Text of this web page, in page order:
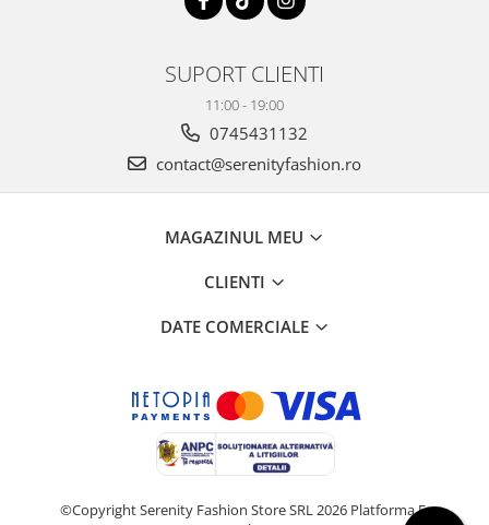
SUPORT CLIENTI
11:00 - 19:00
0745431132
contact@serenityfashion.ro
MAGAZINUL MEU
CLIENTI
DATE COMERCIALE
©Copyright Serenity Fashion Store SRL 2026 Platforma E-